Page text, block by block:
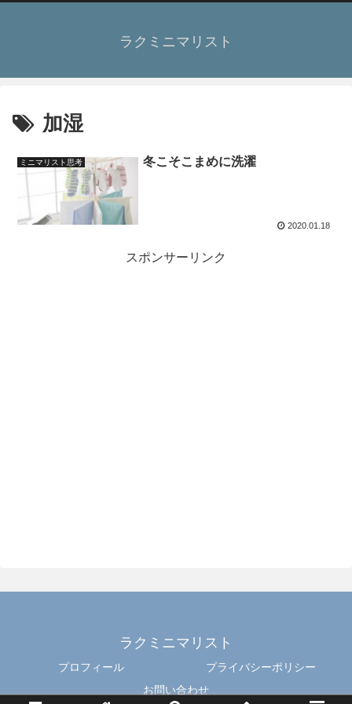
ラクミニマリスト
加湿
ミニマリスト思考 冬こそこまめに洗濯
2020.01.18
スポンサーリンク
ラクミニマリスト
プロフィール
プライバシーポリシー
お問い合わせ